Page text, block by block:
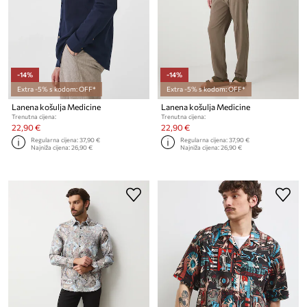
-14%
Extra -5% s kodom: OFF*
Lanena košulja Medicine
Trenutna cijena:
22,90 €
Regularna cijena:37,90 €
Najniža cijena:26,90 €
-14%
Extra -5% s kodom: OFF*
Lanena košulja Medicine
Trenutna cijena:
22,90 €
Regularna cijena:37,90 €
Najniža cijena:26,90 €